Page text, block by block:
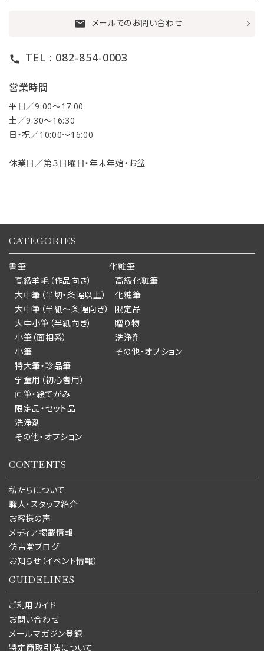
mail メールでのお問い合わせ
call TEL : 082-854-0003
営業時間
平日／9:00〜17:00
土／9:30〜16:30
日・祝／10:00〜16:00
休業日／第３日曜日・年末年始・お盆
CATEGORIES
書筆
高級羊毛（作品向き）
大中筆（半切・条幅以上）
大中筆（半紙～条幅向き）
大中小筆（半紙向き）
小筆（面相系）
小筆
特大筆・珍品筆
学童用（初心者用）
画筆・絵てがみ
限定品・セット品
洗浄剤
その他・オプション
化粧筆
高級化粧筆
化粧筆
限定品
贈り物
洗浄剤
その他・オプション
CONTENTS
私たちについて
職人・スタッフ紹介
お客様の声
メディア掲載情報
仿古堂ブログ
お知らせ（イベント情報）
GUIDELINES
ご利用ガイド
お問い合わせ
メールマガジン登録
特定商取引法について